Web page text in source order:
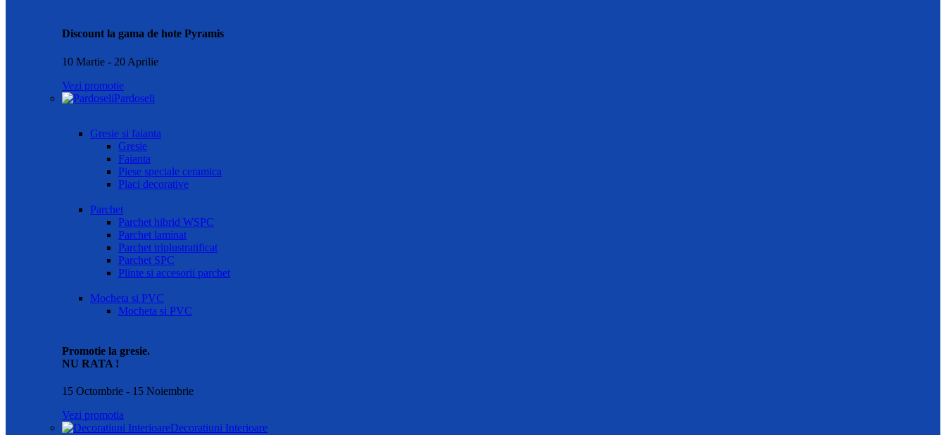
Discount la gama de hote Pyramis
10 Martie - 20 Aprilie
Vezi promotie
Pardoseli
Gresie si faianta
Gresie
Faianta
Piese speciale ceramica
Placi decorative
Parchet
Parchet hibrid WSPC
Parchet laminat
Parchet triplustratificat
Parchet SPC
Plinte si accesorii parchet
Mocheta si PVC
Mocheta si PVC
Promotie la gresie.
NU RATA !
15 Octombrie - 15 Noiembrie
Vezi promotia
Decoratiuni Interioare